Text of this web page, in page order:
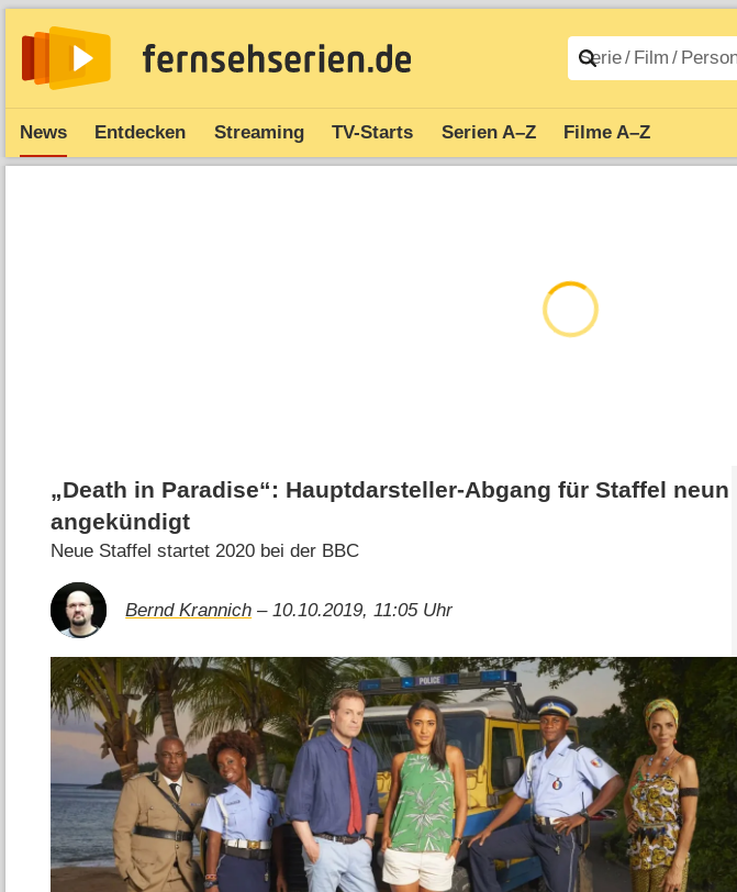
News Entdecken Streaming TV-Starts Serien A–Z Filme A–Z
„Death in Paradise“: Hauptdarsteller-Abgang für Staffel neun
angekündigt
Neue Staffel startet 2020 bei der BBC
Bernd Krannich – 10.10.2019, 11:05 Uhr